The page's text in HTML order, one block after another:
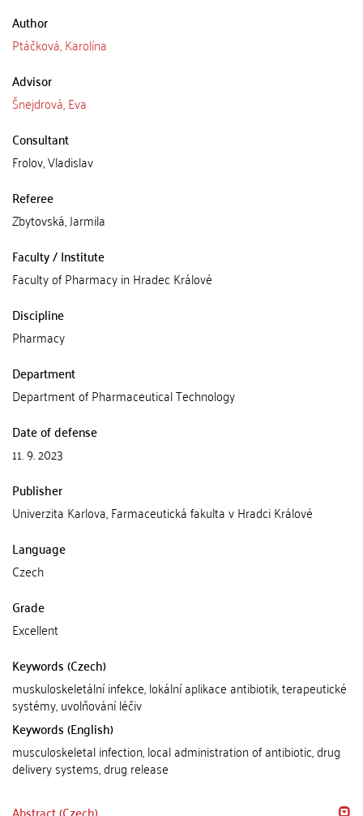
Author
Ptáčková, Karolína
Advisor
Šnejdrová, Eva
Consultant
Frolov, Vladislav
Referee
Zbytovská, Jarmila
Faculty / Institute
Faculty of Pharmacy in Hradec Králové
Discipline
Pharmacy
Department
Department of Pharmaceutical Technology
Date of defense
11. 9. 2023
Publisher
Univerzita Karlova, Farmaceutická fakulta v Hradci Králové
Language
Czech
Grade
Excellent
Keywords (Czech)
muskuloskeletální infekce, lokální aplikace antibiotik, terapeutické
systémy, uvolňování léčiv
Keywords (English)
musculoskeletal infection, local administration of antibiotic, drug
delivery systems, drug release